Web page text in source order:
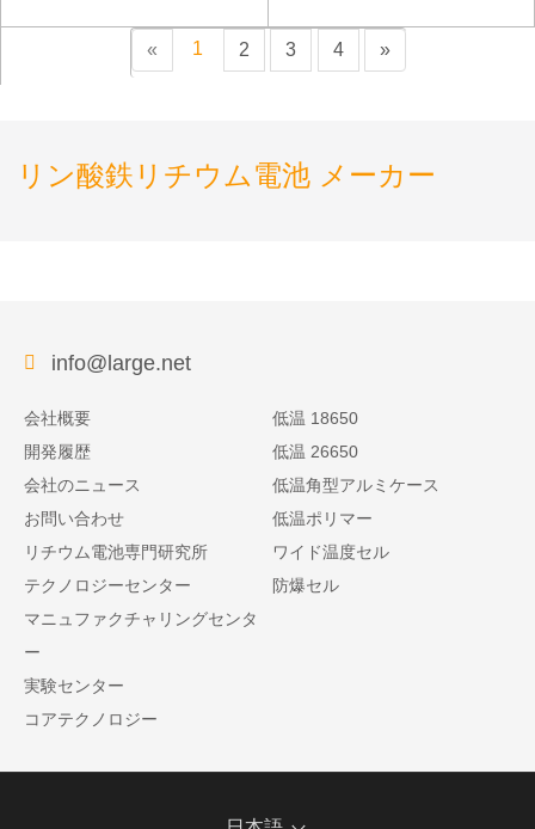
«
1 2 3 4 »
リン酸鉄リチウム電池 メーカー
info@large.net
会社概要
開発履歴
会社のニュース
お問い合わせ
リチウム電池専門研究所
テクノロジーセンター
マニュファクチャリングセンタ
ー
実験センター
コアテクノロジー
低温 18650
低温 26650
低温角型アルミケース
低温ポリマー
ワイド温度セル
防爆セル